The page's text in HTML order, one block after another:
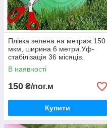
Плівка зелена на метраж 150
мкм, ширина 6 метри.Уф-
стабілізація 36 місяців.
В наявності
150 ₴/пог.м
Купити